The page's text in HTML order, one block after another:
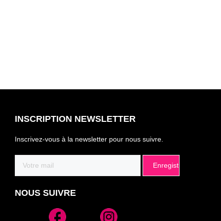
INSCRIPTION NEWSLETTER
Inscrivez-vous à la newsletter pour nous suivre.
Alternative:
NOUS SUIVRE